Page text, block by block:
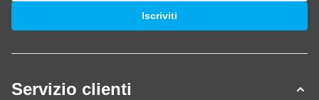
Indirizzo email
Iscriviti
Servizio clienti